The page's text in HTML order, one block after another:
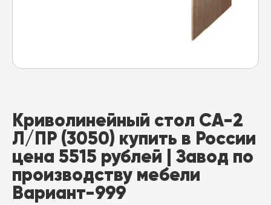
Криволинейный стол СА-2
Л/ПР (3050) купить в России
цена 5515 рублей | Завод по
производству мебели
Вариант-999